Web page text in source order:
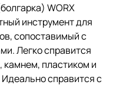
WORX
инструмент для
сопоставимый с
Легко справится
камнем, пластиком и
справится с